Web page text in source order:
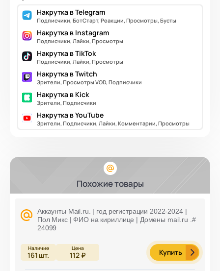
Накрутка в Telegram
Подписчики, БотСтарт, Реакции, Просмотры, Бусты
Накрутка в Instagram
Подписчики, Лайки, Просмотры
Накрутка в TikTok
Подписчики, Лайки, Просмотры
Накрутка в Twitch
Зрители, Просмотры VOD, Подписчики
Накрутка в Kick
Зрители, Подписчики
Накрутка в YouTube
Зрители, Подписчики, Лайки, Комментарии, Просмотры
Похожие товары
Аккаунты Mail.ru. | год регистрации 2022-2024 |
Пол Микс | ФИО на кириллице | Домены mail.ru .#
24099
161 шт. 112 ₽ Купить